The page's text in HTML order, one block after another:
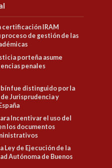
certificación IRAM
proceso de gestión de las
porteña asume
penales
fue distinguido por la
Jurisprudencia y
Incentivar el uso del
los documentos
Ley de Ejecución de la
Autónoma de Buenos